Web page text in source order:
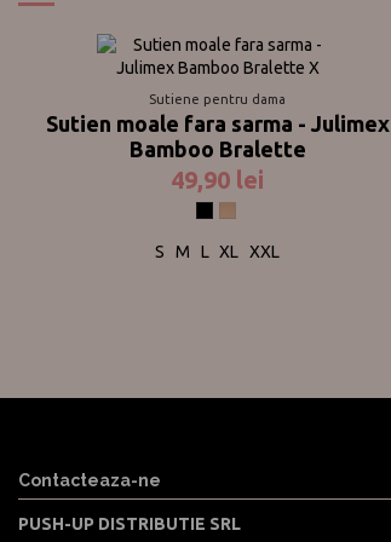
Sutiene pentru dama
Sutien moale fara sarma - Julimex
Bamboo Bralette
49,90 lei
NegruNude
S
M L XL XXL
Contacteaza-ne
PUSH-UP DISTRIBUTIE SRL